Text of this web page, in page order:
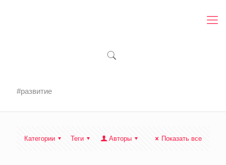
#развитие
Категории Теги Авторы Показать все